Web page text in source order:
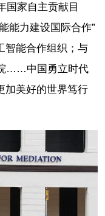
国家自主贡献目
能力建设国际合作”
智能合作组织；与
……中国勇立时代
加美好的世界笃行